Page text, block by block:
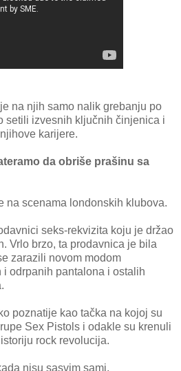
na njih samo nalik grebanju po
setili izvesnih ključnih činjenica i
karijere.
da obriše prašinu sa
na scenama londonskih klubova.
seks-rekvizita koju je držao
Vrlo brzo, ta prodavnica je bila
zarazili novom modom
odrpanih pantalona i ostalih
poznatije kao tačka na kojoj su
Sex Pistols i odakle su krenuli
rock revolucija.
nisu sasvim sami.